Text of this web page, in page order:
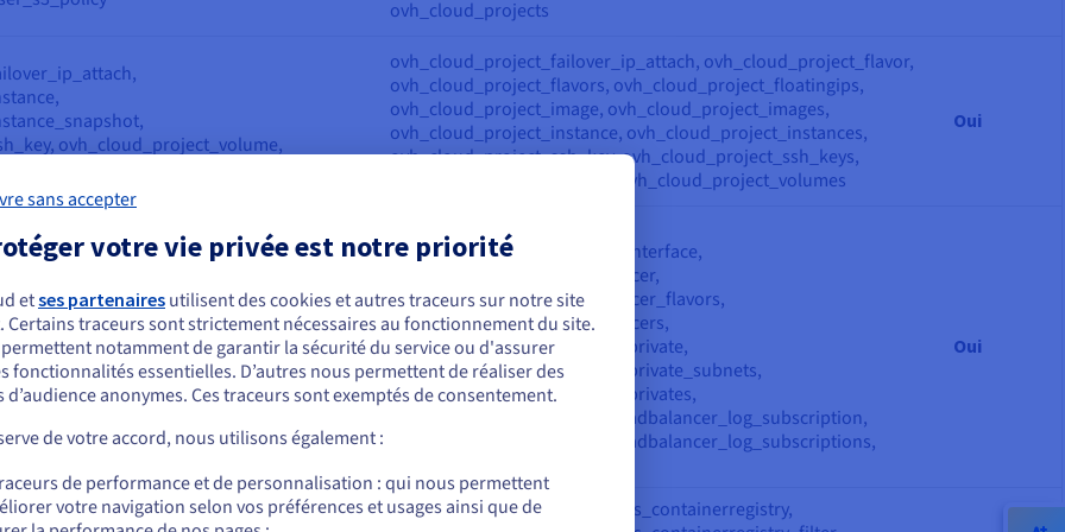
ovh_cloud_projects
ovh_cloud_project_volume,
ovh_cloud_project_failover_ip_attach, ovh_cloud_project_flavor,
ovh_cloud_project_flavors, ovh_cloud_project_floatingips,
ovh_cloud_project_image, ovh_cloud_project_images,
ovh_cloud_project_instance, ovh_cloud_project_instances,
ovh_cloud_project_ssh_key, ovh_cloud_project_ssh_keys,
ovh_cloud_project_volume, ovh_cloud_project_volumes
Oui
ovh_cloud_project_gateway,
ovh_cloud_project_gateway_interface,
ovh_cloud_project_loadbalancer,
ovh_cloud_project_loadbalancer_flavors,
ovh_cloud_project_loadbalancers,
ovh_cloud_project_network_private,
ovh_cloud_project_network_private_subnets,
ovh_cloud_project_network_privates,
ovh_cloud_project_region_loadbalancer_log_subscription,
ovh_cloud_project_region_loadbalancer_log_subscriptions,
Oui
ovh_cloud_project_capabilities_containerregistry,
semblez être localisé en États-Unis.
commander, rendez-vous sur le site de votre pays (États-Unis) et créez un
us.ovhcloud.com/
Anglais USD - $
sans accepter
votre vie privée est notre priorité
etses partenaires utilisent des cookies et autres traceurs sur notre site
Certains traceurs sont strictement nécessaires au fonctionnement du site.
notamment de garantir la sécurité du service ou d'assurer
fonctionnalités essentielles. D’autres nous permettent de réaliser des
d’audience anonymes. Ces traceurs sont exemptés de consentement.
de votre accord, nous utilisons également :
de performance et de personnalisation : qui nous permettent
votre navigation selon vos préférences et usages ainsi que de